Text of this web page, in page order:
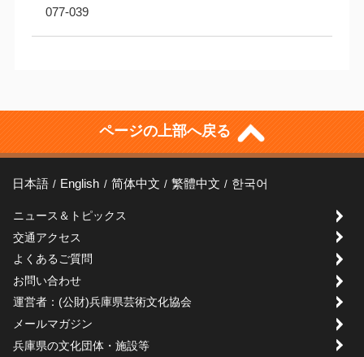
077-039
ページの上部へ戻る
日本語 English 简体中文 繁體中文 한국어
ニュース＆トピックス
交通アクセス
よくあるご質問
お問い合わせ
運営者：(公財)兵庫県芸術文化協会
メールマガジン
兵庫県の文化団体・施設等